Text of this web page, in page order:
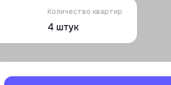
Количество квартир
4 штук